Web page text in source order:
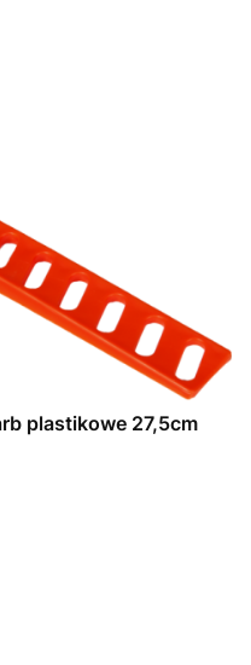
plastikowe 27,5cm